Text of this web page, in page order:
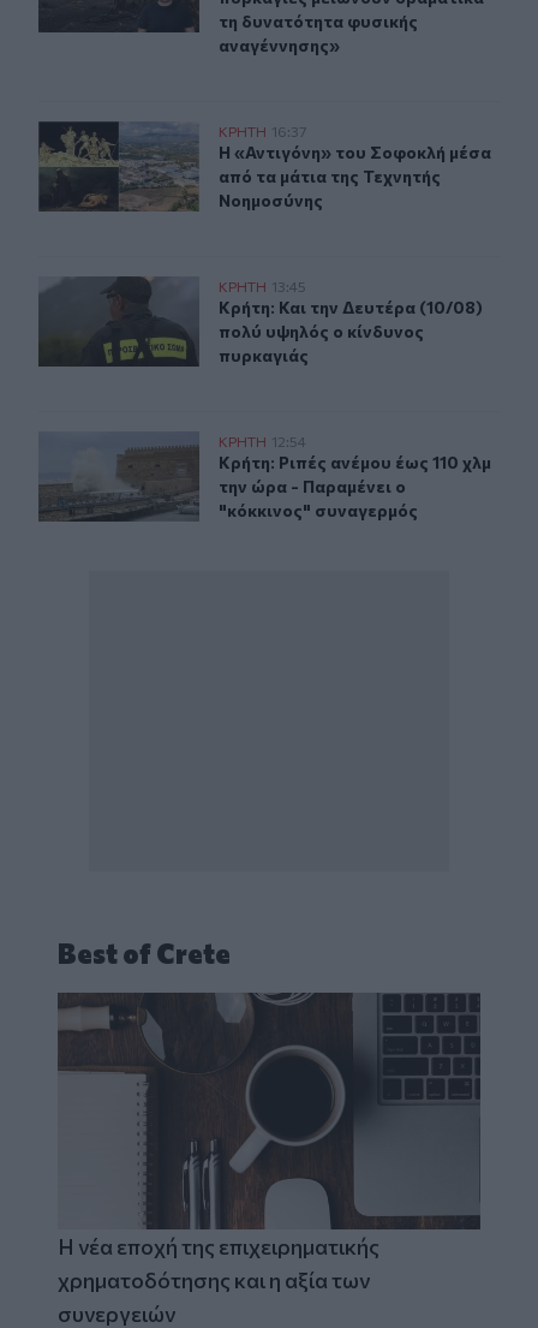
τη δυνατότητα φυσικής
αναγέννησης»
Η «Αντιγόνη» του Σοφοκλή μέσα από τα μάτια της
ΚΡΗΤΗ 16:37
Η «Αντιγόνη» του Σοφοκλή μέσα
Η «Αντιγόνη» του Σοφοκλή μέσα
από τα μάτια της Τεχνητής
Νοημοσύνης
Κρήτη: Και την Δευτέρα (10/08) πολύ υψηλός ο
ΚΡΗΤΗ 13:45
Κρήτη: Και την Δευτέρα (10/08)
Κρήτη: Και την Δευτέρα (10/08)
πολύ υψηλός ο κίνδυνος
πυρκαγιάς
Κρήτη: Ριπές ανέμου έως 110 χλμ την ώρα - Παραμένει
ΚΡΗΤΗ 12:54
Κρήτη: Ριπές ανέμου έως 110 χλμ
Κρήτη: Ριπές ανέμου έως 110 χλμ
την ώρα - Παραμένει ο
"κόκκινος" συναγερμός
Best of Crete
Η νέα εποχή της επιχειρηματικής
χρηματοδότησης και η αξία των
συνεργειών